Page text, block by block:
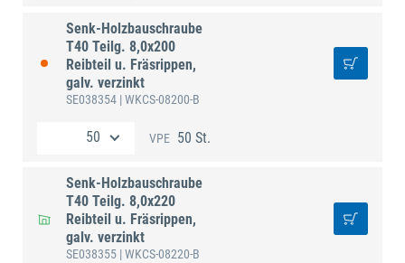
Senk-Holzbauschraube
T40 Teilg. 8,0x200
Reibteil u. Fräsrippen,
galv. verzinkt
SE038354 | WKCS-08200-B
VPE 50 St.
Senk-Holzbauschraube
T40 Teilg. 8,0x220
Reibteil u. Fräsrippen,
galv. verzinkt
SE038355 | WKCS-08220-B